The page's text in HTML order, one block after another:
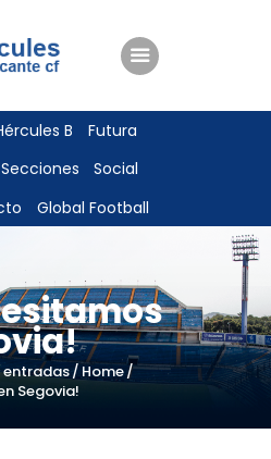
B
Futura
Secciones
Social
Global Football
entradas
Home
Segovia!